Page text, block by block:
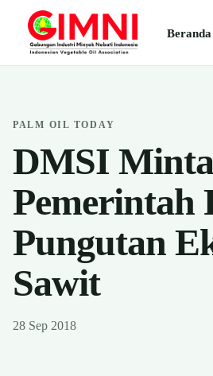
Beranda
PALM OIL TODAY
DMSI
Pemerintah
Pungutan
Sawit
28 Sep 2018